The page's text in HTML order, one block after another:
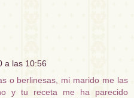
a las 10:56
o berlinesas, mi marido me las
y tu receta me ha parecido